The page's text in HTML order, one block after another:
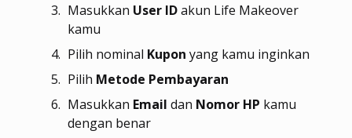
Masukkan User IDakun Life Makeover
kamu
Pilih nominal Kupon yang kamu inginkan
Pilih Metode Pembayaran
Masukkan Email dan Nomor HP kamu
dengan benar